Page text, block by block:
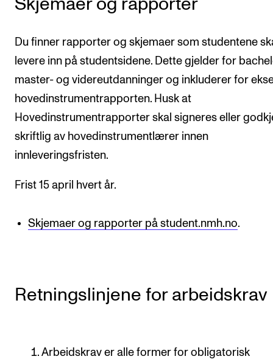
Refusjon av utlegg
VERKTØY OG HJELP
Canvas
Innkjøp og økonomi
Kommunikasjon
Rom og bygg
Alle hjelpesider
UNDERVISNING OG STUDENTSTØTTE
Utvikling av studieplaner og kurs
Søknad og opptak
Skjemaer og rapporter
Du finner rapporter og skjemaer som studentene
levere inn på studentsidene. Dette gjelder for
master- og videreutdanninger og inkluderer for
hovedinstrumentrapporten. Husk at
Hovedinstrumentrapporter skal signeres eller
skriftlig av hovedinstrumentlærer innen
innleveringsfristen.
Frist 15 april hvert år.
Skjemaer og rapporter på student.nmh.no.
Retningslinjene for arbeidskrav
Arbeidskrav er alle former for obligatorisk